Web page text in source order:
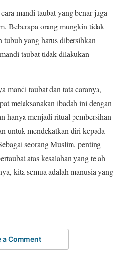
mandi taubat yang benar juga
Beberapa orang mungkin tidak
tubuh yang harus dibersihkan
taubat tidak dilakukan
mandi taubat dan tata caranya,
melaksanakan ibadah ini dengan
hanya menjadi ritual pembersihan
untuk mendekatkan diri kepada
seorang Muslim, penting
atas kesalahan yang telah
kita semua adalah manusia yang
a Comment